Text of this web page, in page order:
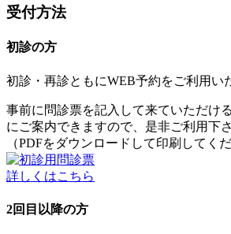
受付方法
初診の方
初診・再診ともにWEB予約をご利用い
事前に問診票を記入して来ていただけ
にご案内できますので、是非ご利用下さ
（PDFをダウンロードして印刷してくだ
詳しくはこちら
2回目以降の方